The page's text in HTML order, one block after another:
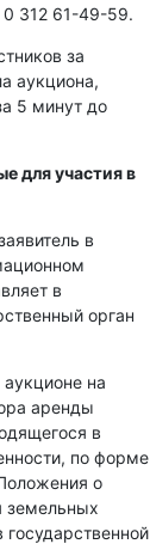
0 312 61-49-59.
за
аукциона,
5 минут до
для участия в
в
в
орган
аукционе на
аренды
в
по форме
о
земельных